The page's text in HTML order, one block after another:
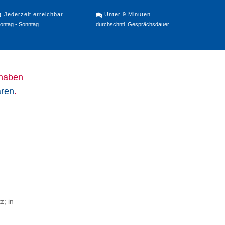
Jederzeit erreichbar
- Sonntag
Unter 9 Minuten
durchschntl. Gesprächsdauer
.
in